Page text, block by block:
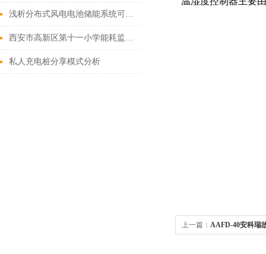
浅析分布式风电电池储能系统可用性
西安市高新区第十一小学能耗监测系统的研究与应用
私人充电桩分享模式分析
上一篇： AAFD-40安科瑞